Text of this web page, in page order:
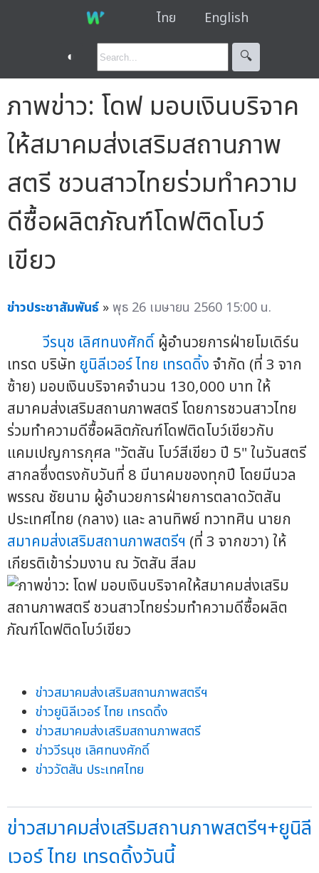
ไทย English
◐ 🔍︎
ภาพข่าว: โดฟ มอบเงินบริจาค
ให้สมาคมส่งเสริมสถานภาพ
สตรี ชวนสาวไทยร่วมทำความ
ดีซื้อผลิตภัณฑ์โดฟติดโบว์
เขียว
ข่าวประชาสัมพันธ์ »พุธ 26 เมษายน 2560 15:00 น.
วีรนุช เลิศทนงศักดิ์ ผู้อำนวยการฝ่ายโมเดิร์น
เทรด บริษัท ยูนิลีเวอร์ ไทย เทรดดิ้งจำกัด (ที่ 3 จาก
ซ้าย) มอบเงินบริจาคจำนวน 130,000 บาท ให้
สมาคมส่งเสริมสถานภาพสตรี โดยการชวนสาวไทย
ร่วมทำความดีซื้อผลิตภัณฑ์โดฟติดโบว์เขียวกับ
แคมเปญการกุศล "วัตสัน โบว์สีเขียว ปี 5" ในวันสตรี
สากลซึ่งตรงกับวันที่ 8 มีนาคมของทุกปี โดยมีนวล
พรรณ ชัยนาม ผู้อำนวยการฝ่ายการตลาดวัตสัน
ประเทศไทย (กลาง) และ ลานทิพย์ ทวาทศิน นายก
สมาคมส่งเสริมสถานภาพสตรีฯ (ที่ 3 จากขวา) ให้
เกียรติเข้าร่วมงาน ณ วัตสัน สีลม
ข่าวสมาคมส่งเสริมสถานภาพสตรีฯ
ข่าวยูนิลีเวอร์ ไทย เทรดดิ้ง
ข่าวสมาคมส่งเสริมสถานภาพสตรี
ข่าววีรนุช เลิศทนงศักดิ์
ข่าววัตสัน ประเทศไทย
ข่าวสมาคมส่งเสริมสถานภาพสตรีฯ+ยูนิลี
เวอร์ ไทย เทรดดิ้งวันนี้